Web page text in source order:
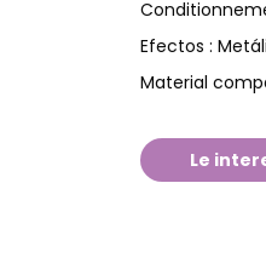
Efectos :
Material
Le